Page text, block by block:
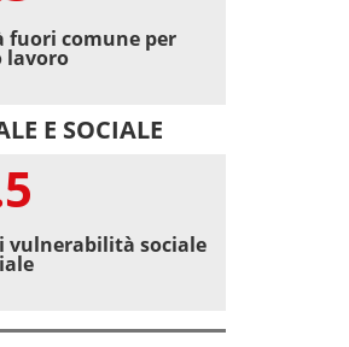
fuori comune per
lavoro
E SOCIALE
vulnerabilità sociale